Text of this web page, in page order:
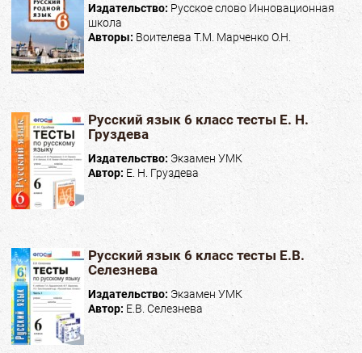
Издательство: Русское слово Инновационная
школа
Авторы: Воителева Т.М. Марченко О.Н.
Русский язык 6 класс тесты Е. Н.
Груздева
Издательство: Экзамен УМК
Автор: Е. Н. Груздева
Русский язык 6 класс тесты Е.В.
Селезнева
Издательство: Экзамен УМК
Автор: Е.В. Селезнева